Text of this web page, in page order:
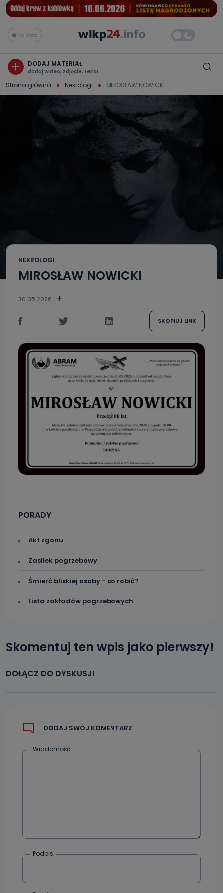
Na żywo
DODAJ MATERIAŁ
dodaj wideo, zdjęcie, tekst
Strona główna Nekrologi MIROSŁAW NOWICKI
NEKROLOGI
MIROSŁAW NOWICKI
30.05.2026
SKOPIUJ LINK
PORADY
Akt zgonu
Zasiłek pogrzebowy
Śmierć bliskiej osoby - co robić?
Lista zakładów pogrzebowych
Skomentuj ten wpis jako pierwszy!
DOŁĄCZ DO DYSKUSJI
DODAJ SWÓJ KOMENTARZ
Wiadomość
Podpis